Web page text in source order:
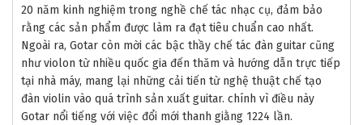
20 năm kinh nghiệm trong nghề chế tác nhạc cụ, đảm bảo
rằng các sản phẩm được làm ra đạt tiêu chuẩn cao nhất.
Ngoài ra, Gotar còn mời các bậc thầy chế tác đàn guitar cũng
như violon từ nhiều quốc gia đến thăm và hướng dẫn trực tiếp
tại nhà máy, mang lại những cải tiến từ nghệ thuật chế tạo
đàn violin vào quá trình sản xuất guitar. chính vì điều này
Gotar nổi tiếng với việc đổi mới thanh giằng 1224 lần.